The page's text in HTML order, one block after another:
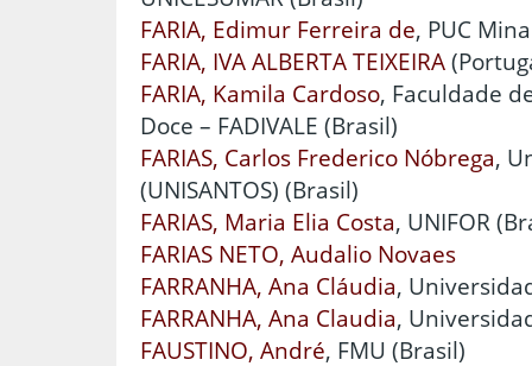
FARIA, Edimur Ferreira de, PUC
FARIA, IVA ALBERTA TEIXEIRA
FARIA, Kamila Cardoso, Faculdade
Doce – FADIVALE (Brasil)
FARIAS, Carlos Frederico Nóbrega,
(UNISANTOS) (Brasil)
FARIAS, Maria Elia Costa, UNIFOR
FARIAS NETO, Audalio Novaes
FARRANHA, Ana Cláudia,
FARRANHA, Ana Claudia,
FAUSTINO, André, FMU (Brasil)